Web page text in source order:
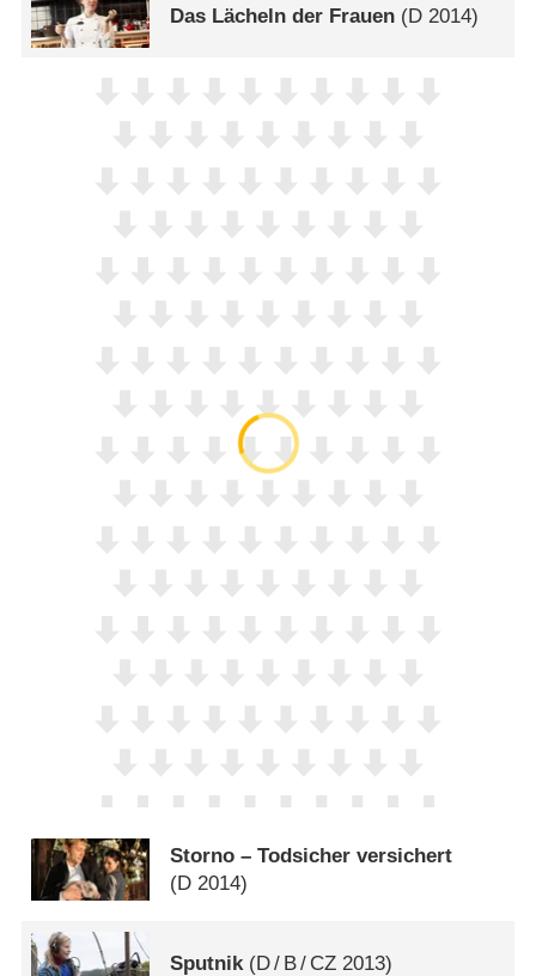
Das Lächeln der Frauen (D 2014)
Storno – Todsicher versichert
(D 2014)
Sputnik (D/ B/ CZ 2013)